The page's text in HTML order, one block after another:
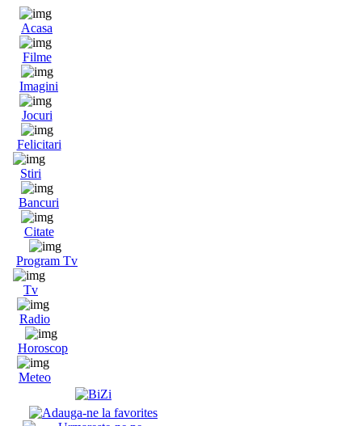
Acasa
Filme
Imagini
Jocuri
Felicitari
Stiri
Bancuri
Citate
Program Tv
Tv
Radio
Horoscop
Meteo